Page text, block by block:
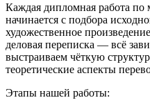
Каждая дипломная работа
начинается с подбора
художественное
деловая переписка — всё
выстраиваем чёткую
теоретические аспекты
Этапы нашей работы: